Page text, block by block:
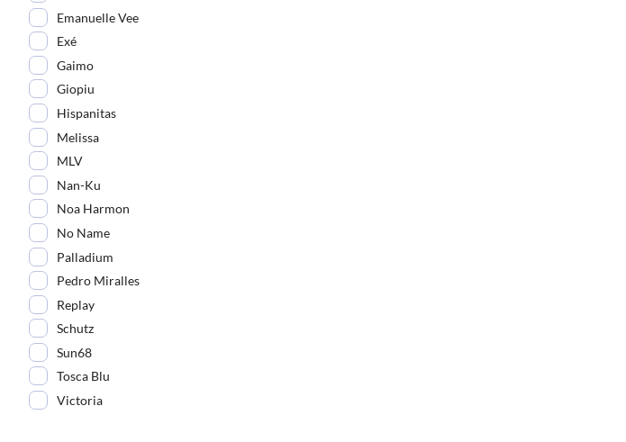
Emanuelle Vee
Exé
Gaimo
Giopiu
Hispanitas
Melissa
MLV
Nan-Ku
Noa Harmon
No Name
Palladium
Pedro Miralles
Replay
Schutz
Sun68
Tosca Blu
Victoria